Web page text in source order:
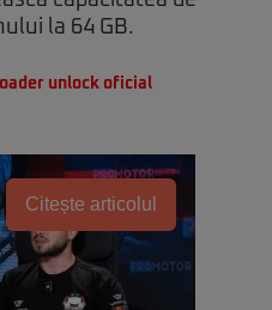
la 64 GB.
unlock oficial
Citește articolul